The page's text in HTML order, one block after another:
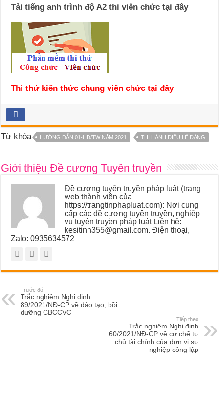
Tải tiếng anh trình độ A2 thi viên chức tại đây
Thi thử kiến thức chung viên chức tại đây
Từ khóa HƯỚNG DẪN 01-HD/TW NĂM 2021 THI HÀNH ĐIỀU LỆ ĐẢNG
Giới thiệu Đề cương Tuyên truyền
Đề cương tuyên truyền pháp luật (trang
web thành viên của
https://trangtinphapluat.com): Nơi cung
cấp các đề cương tuyên truyền, nghiệp
vụ tuyên truyền pháp luật Liên hệ:
kesitinh355@gmail.com. Điện thoại,
Zalo: 0935634572
Trước đó
Trắc nghiệm Nghị định
89/2021/NĐ-CP về đào tạo, bồi
dưỡng CBCCVC
Tiếp theo
Trắc nghiệm Nghị định
60/2021/NĐ-CP về cơ chế tự
chủ tài chính của đơn vị sự
nghiệp công lập